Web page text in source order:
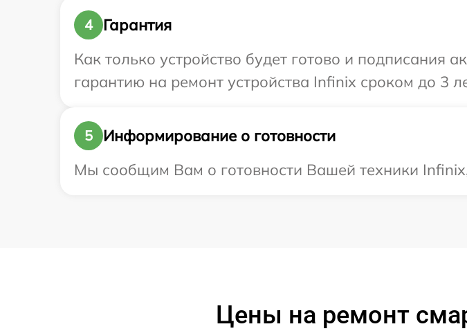
4
Гарантия
Как только устройство будет готово и
гарантию на ремонт устройства Infinix сроком до 3
5
Информирование о готовности
Мы сообщим Вам о готовности Вашей техники
Цены на ремонт